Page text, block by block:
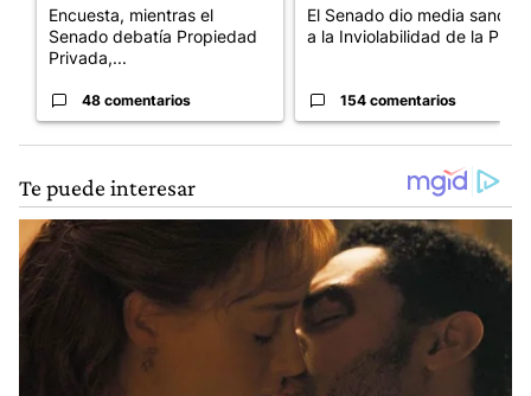
Encuesta, mientras el
Senado debatía Propiedad
Privada,...
48 comentarios
El Senado dio media sanción
a la Inviolabilidad de la P...
154 comentarios